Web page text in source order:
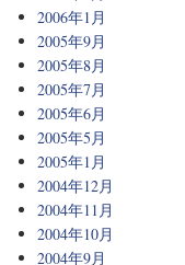
2006年1月
2005年9月
2005年8月
2005年7月
2005年6月
2005年5月
2005年1月
2004年12月
2004年11月
2004年10月
2004年9月